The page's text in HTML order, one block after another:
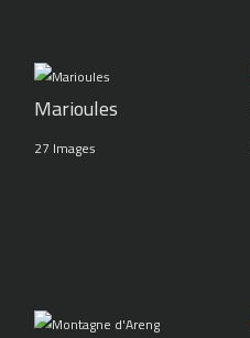
Marioules
27 Images